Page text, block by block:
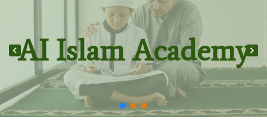
AI Islam Academy